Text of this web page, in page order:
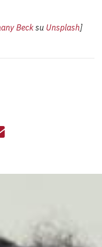
Becksu Unsplash]
DI RADA
FINE DI
A LIETO FINE
A LIETO
LA STORIA A